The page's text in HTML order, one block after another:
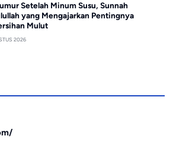
Setelah Minum Susu, Sunnah
yang Mengajarkan Pentingnya
Mulut
2026